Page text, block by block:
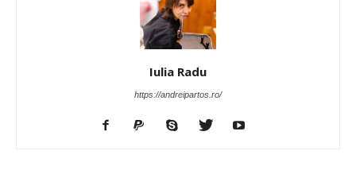
Iulia Radu
https://andreipartos.ro/